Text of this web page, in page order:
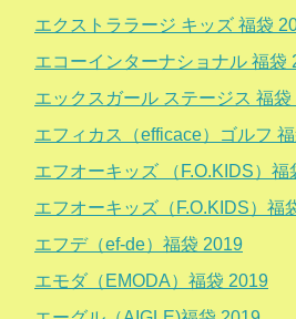
エクストララージ キッズ 福袋
エコーインターナショナル 福袋
エックスガール ステージス 福袋
エフィカス（efficace）ゴルフ
エフオーキッズ （F.O.KIDS）福
エフオーキッズ（F.O.KIDS）福
エフデ（ef-de）福袋 2019
エモダ（EMODA）福袋 2019